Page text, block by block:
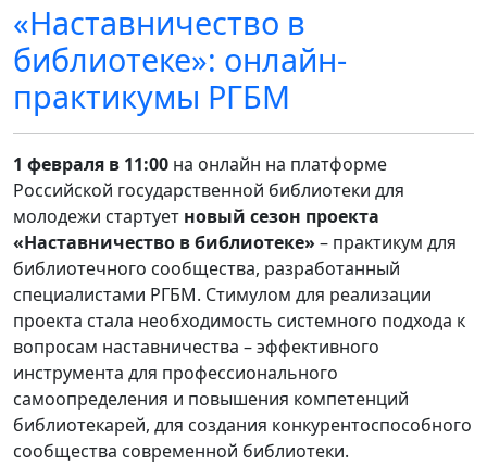
«Наставничество в
библиотеке»: онлайн-
практикумы РГБМ
1 февраля в 11:00 на онлайн на платформе
Российской государственной библиотеки для
молодежи стартует новый сезон проекта
«Наставничество в библиотеке» – практикум для
библиотечного сообщества, разработанный
специалистами РГБМ. Стимулом для реализации
проекта стала необходимость системного подхода к
вопросам наставничества – эффективного
инструмента для профессионального
самоопределения и повышения компетенций
библиотекарей, для создания конкурентоспособного
сообщества современной библиотеки.